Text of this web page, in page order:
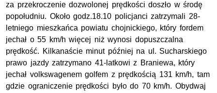
za przekroczenie dozwolonej prędkości doszło w środę
popołudniu. Około godz.18.10 policjanci zatrzymali 28-
letniego mieszkańca powiatu chojnickiego, który fordem
jechał o 55 km/h więcej niż wynosi dopuszczalna
prędkość. Kilkanaście minut później na ul. Sucharskiego
prawo jazdy zatrzymano 41-latkowi z Braniewa, który
jechał volkswagenem golfem z prędkością 131 km/h, tam
gdzie ograniczenie prędkości było do 70 km/h. Obydwaj